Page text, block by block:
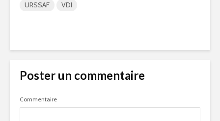
URSSAF VDI
Poster un commentaire
Commentaire